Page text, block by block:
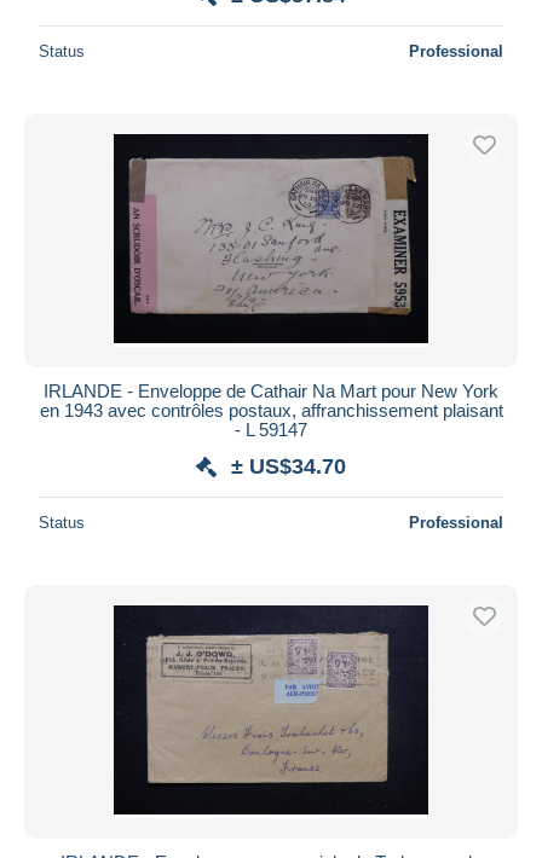
Status Professional
IRLANDE - Enveloppe de Cathair Na Mart pour New York
en 1943 avec contrôles postaux, affranchissement plaisant
- L 59147
± US$34.70
Status Professional